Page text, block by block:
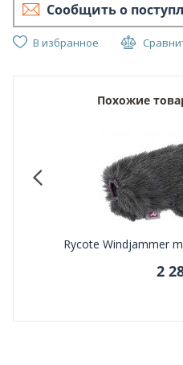
Сообщить о
В избранное
Похожие
Rycote Windjammer
2